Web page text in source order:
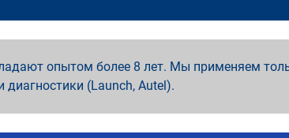
опытом более 8 лет. Мы применяем
диагностики (Launch, Autel).